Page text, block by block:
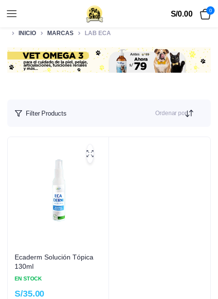
S/0.00 0
INICIO MARCAS LAB ECA
Filter Products Ordenar por
Ecaderm Solución Tópica
130ml
EN STOCK
S/35.00